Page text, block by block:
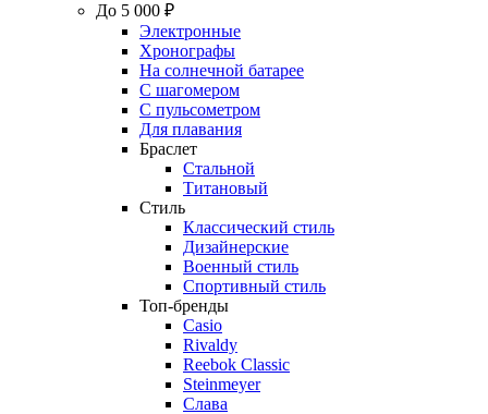
До 5 000 ₽
Электронные
Хронографы
На солнечной батарее
С шагомером
С пульсометром
Для плавания
Браслет
Стальной
Титановый
Стиль
Классический стиль
Дизайнерские
Военный стиль
Спортивный стиль
Топ-бренды
Casio
Rivaldy
Reebok Classic
Steinmeyer
Слава